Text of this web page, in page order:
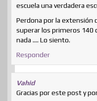
escuela una verdadera
Perdona por la extensión
superar los primeros 140
nada …. Lo siento.
Responder
Vahid
Gracias por este post y